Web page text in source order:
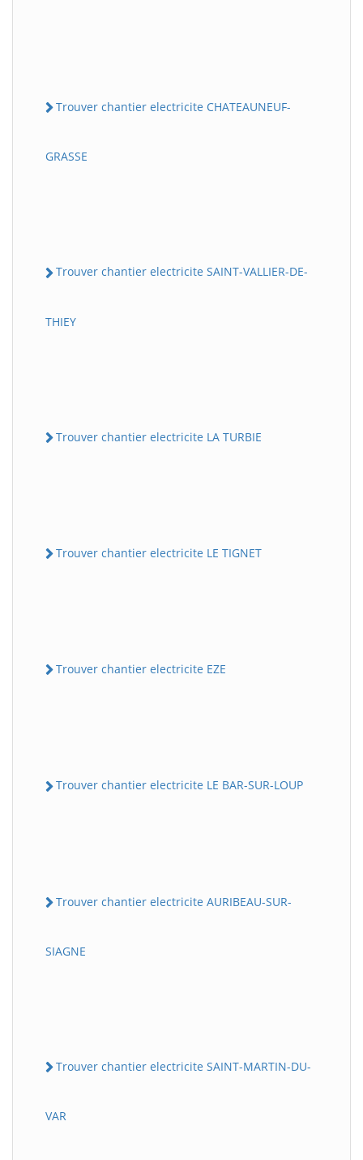
Trouver chantier electricite CHATEAUNEUF-
GRASSE
Trouver chantier electricite SAINT-VALLIER-DE-
THIEY
Trouver chantier electricite LA TURBIE
Trouver chantier electricite LE TIGNET
Trouver chantier electricite EZE
Trouver chantier electricite LE BAR-SUR-LOUP
Trouver chantier electricite AURIBEAU-SUR-
SIAGNE
Trouver chantier electricite SAINT-MARTIN-DU-
VAR